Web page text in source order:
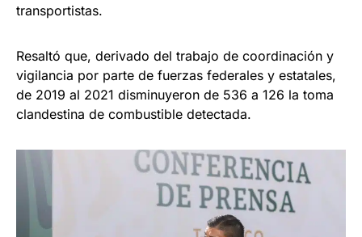
transportistas.
Resaltó que, derivado del trabajo de coordinación y
vigilancia por parte de fuerzas federales y estatales,
de 2019 al 2021 disminuyeron de 536 a 126 la toma
clandestina de combustible detectada.